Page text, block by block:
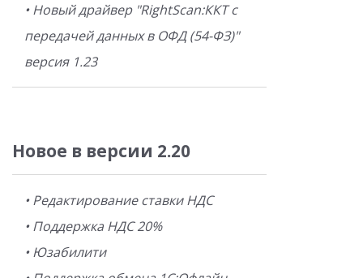
• Новый драйвер "RightScan:ККТ с
передачей данных в ОФД (54-ФЗ)"
версия 1.23
Новое в версии 2.20
• Редактирование ставки НДС
• Поддержка НДС 20%
• Юзабилити